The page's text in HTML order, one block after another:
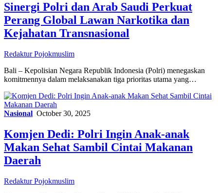
Sinergi Polri dan Arab Saudi Perkuat
Perang Global Lawan Narkotika dan
Kejahatan Transnasional
Redaktur Pojokmuslim
Bali – Kepolisian Negara Republik Indonesia (Polri) menegaskan
komitmennya dalam melaksanakan tiga prioritas utama yang…
Nasional October 30, 2025
Komjen Dedi: Polri Ingin Anak-anak
Makan Sehat Sambil Cintai Makanan
Daerah
Redaktur Pojokmuslim